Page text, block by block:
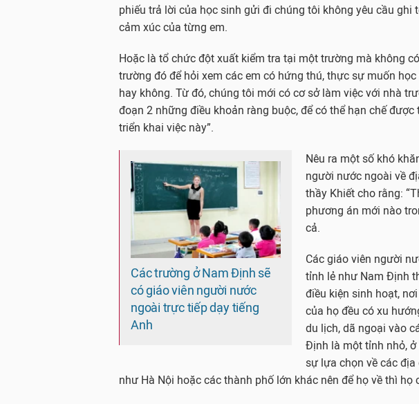
phiếu trả lời của học sinh gửi đi chúng tôi không yêu cầu ghi
cảm xúc của từng em.
Hoặc là tổ chức đột xuất kiểm tra tại một trường mà không
trường đó để hỏi xem các em có hứng thú, thực sự muốn
hay không. Từ đó, chúng tôi mới có cơ sở làm việc với nhà
đoạn 2 những điều khoản ràng buộc, để có thể hạn chế
triển khai việc này”.
Các trường ở Nam Định sẽ
có giáo viên người nước
ngoài trực tiếp dạy tiếng
Anh
Nêu ra một số khó
người nước ngoài về
thầy Khiết cho rằng:
phương án mới nào
cả.
Các giáo viên người
tỉnh lẻ như Nam Định
điều kiện sinh hoạt,
của họ đều có xu
du lịch, dã ngoại vào
Định là một tỉnh nhỏ,
sự lựa chọn về các
như Hà Nội hoặc các thành phố lớn khác nên để họ về thì họ